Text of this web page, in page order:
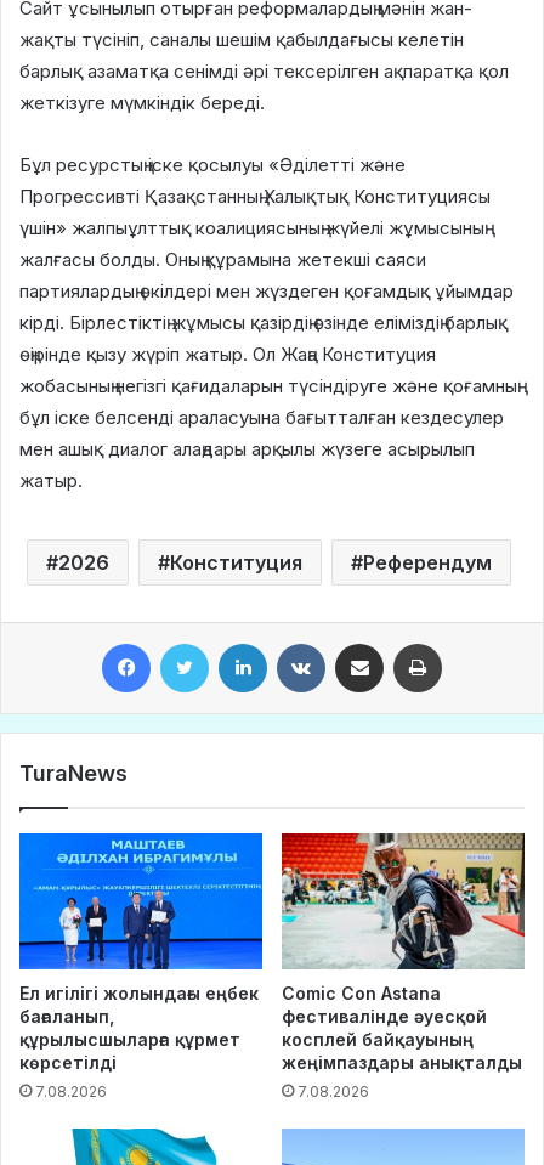
Сайт ұсынылып отырған реформалардың мәнін жан-
жақты түсініп, саналы шешім қабылдағысы келетін
барлық азаматқа сенімді әрі тексерілген ақпаратқа қол
жеткізуге мүмкіндік береді.
Бұл ресурстың іске қосылуы «Әділетті және
Прогрессивті Қазақстанның Халықтық Конституциясы
үшін» жалпыұлттық коалициясының жүйелі жұмысының
жалғасы болды. Оның құрамына жетекші саяси
партиялардың өкілдері мен жүздеген қоғамдық ұйымдар
кірді. Бірлестіктің жұмысы қазірдің өзінде еліміздің барлық
өңірінде қызу жүріп жатыр. Ол Жаңа Конституция
жобасының негізгі қағидаларын түсіндіруге және қоғамның
бұл іске белсенді араласуына бағытталған кездесулер
мен ашық диалог алаңдары арқылы жүзеге асырылып
жатыр.
2026 Конституция Референдум
TuraNews
Ел игілігі жолындағы еңбек
бағаланып,
құрылысшыларға құрмет
көрсетілді
7.08.2026
Comic Con Astana
фестивалінде әуесқой
косплей байқауының
жеңімпаздары анықталды
7.08.2026